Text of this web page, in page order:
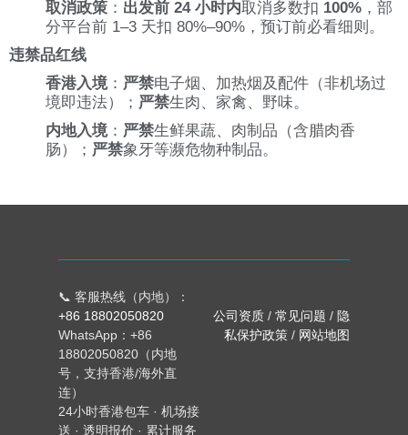
取消政策 ： 出发前 24 小时内取消多数扣 100% ，部
分平台前 1–3 天扣 80%–90%，预订前必看细则。
违禁品红线
香港入境： 严禁电子烟、加热烟及配件（非机场过
境即违法）； 严禁生肉、家禽、野味。
内地入境： 严禁生鲜果蔬、肉制品（含腊肉香
肠）； 严禁象牙等濒危物种制品。
📞 客服热线（内地）：
+86 18802050820
WhatsApp：+86
18802050820（内地
号，支持香港/海外直
连）
24小时香港包车 · 机场接
送 · 透明报价 · 累计服务
公司资质 / 常见问题 / 隐
私保护政策 / 网站地图